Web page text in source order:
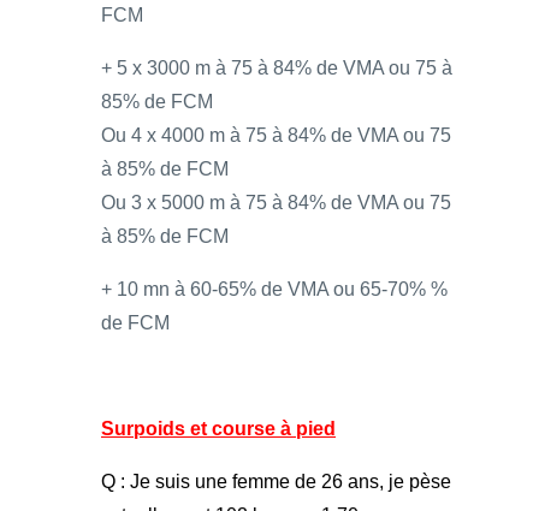
FCM
+ 5 x 3000 m à 75 à 84% de VMA ou 75 à
85% de FCM
Ou 4 x 4000 m à 75 à 84% de VMA ou 75
à 85% de FCM
Ou 3 x 5000 m à 75 à 84% de VMA ou 75
à 85% de FCM
+ 10 mn à 60-65% de VMA ou 65-70% %
de FCM
Surpoids et course à pied
Q : Je suis une femme de 26 ans, je pèse